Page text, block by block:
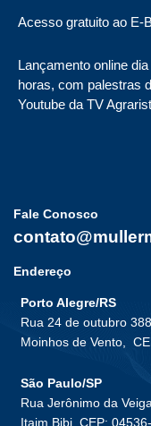
Acesso gratuito ao E-
Lançamento online
horas, com palestras
Youtube da TV
Fale Conosco
Endereço
Porto Alegre/RS
Rua 24 de outubro
Moinhos de Vento,
São Paulo/SP
Rua Jerônimo da
Itaim Bibi, CEP: